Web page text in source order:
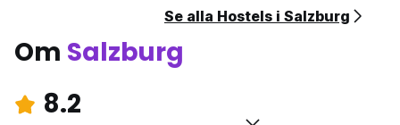
Se alla Hostels i Salzburg
Om Salzburg
8.2